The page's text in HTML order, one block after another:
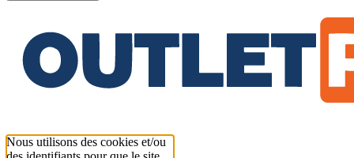
Nous utilisons des cookies et/ou